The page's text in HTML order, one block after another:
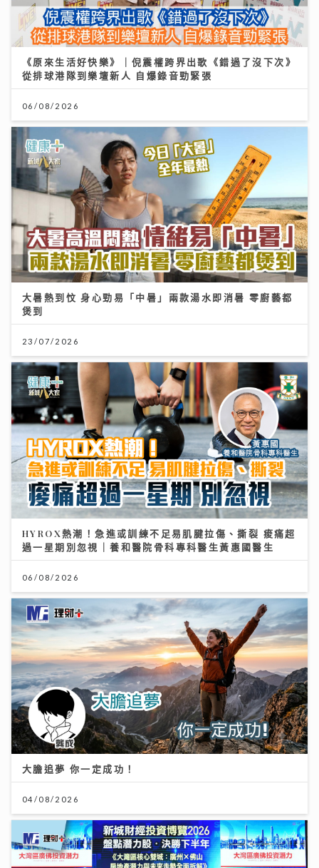
06/08/2026
大暑熱到忟 身心勁易「中暑」兩款湯水即消暑 零廚藝都
煲到
23/07/2026
HYROX熱潮！急進或訓練不足易肌腱拉傷、撕裂 痠痛超
過一星期別忽視｜養和醫院骨科專科醫生黃惠國醫生
06/08/2026
大膽追夢 你一定成功！
04/08/2026